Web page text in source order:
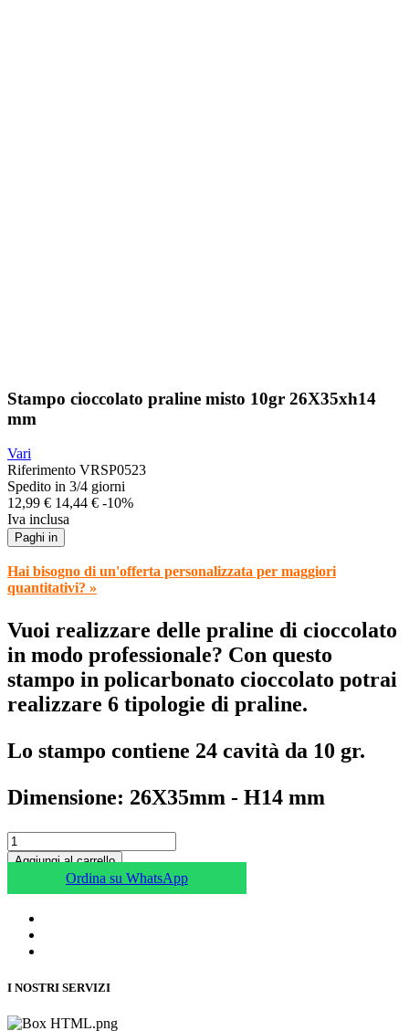
Stampo cioccolato praline misto 10gr 26X35xh14
mm
Vari
Riferimento VRSP0523
Spedito in 3/4 giorni
12,99 € 14,44 € -10%
Iva inclusa
Paghi in
Hai bisogno di un'offerta personalizzata per maggiori
quantitativi? »
Vuoi realizzare delle praline di cioccolato
in modo professionale? Con questo
stampo in policarbonato cioccolato potrai
realizzare 6 tipologie di praline.
Lo stampo contiene 24 cavità da 10 gr.
Dimensione: 26X35mm - H14 mm
Aggiungi al carrello
Ordina su WhatsApp
I NOSTRI SERVIZI